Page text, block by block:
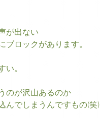
が出ない
ロックがあります。
い。
のが沢山あるのか
んでしまうんですもの(笑)